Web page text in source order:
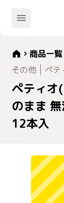
商品一覧
その他
ペ
ペティオ
のまま
12本入